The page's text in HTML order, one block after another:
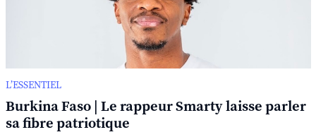
L’ESSENTIEL
Burkina Faso | Le rappeur Smarty laisse parler
sa fibre patriotique